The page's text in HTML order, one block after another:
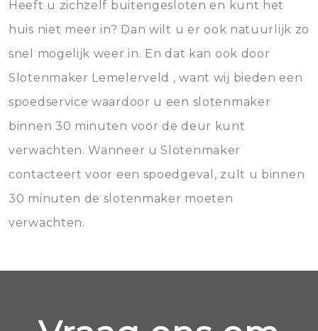
Heeft u zichzelf buitengesloten en kunt het
huis niet meer in? Dan wilt u er ook natuurlijk zo
snel mogelijk weer in. En dat kan ook door
Slotenmaker Lemelerveld , want wij bieden een
spoedservice waardoor u een slotenmaker
binnen 30 minuten voor de deur kunt
verwachten. Wanneer u Slotenmaker
contacteert voor een spoedgeval, zult u binnen
30 minuten de slotenmaker moeten
verwachten.